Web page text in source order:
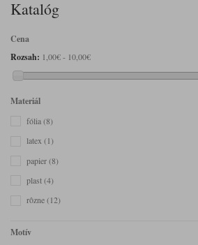
Katalóg
Cena
Rozsah: 1,00€ - 10,00€
Materiál
fólia(8)
latex (1)
papier(8)
plast(4)
rôzne(12)
Motív